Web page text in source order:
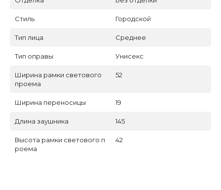
Стиль Городской
Тип лица Среднее
Тип оправы Унисекс
Ширина рамки светового
проема
52
Ширина переносицы 19
Длина заушника 145
Высота рамки светового п
роема
42